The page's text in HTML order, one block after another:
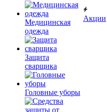
Медицинская
одежда
Защита
сварщика
Головные уборы
Акции